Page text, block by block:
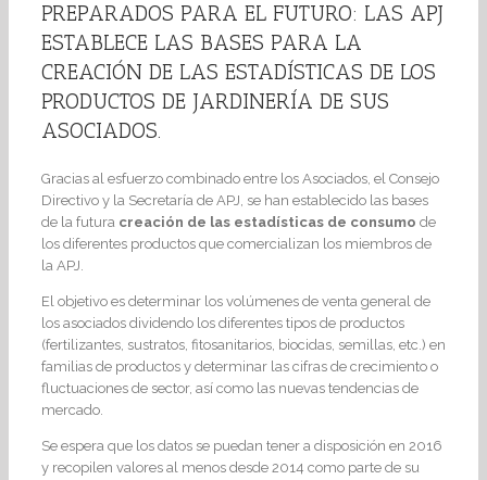
PREPARADOS PARA EL FUTURO: LAS APJ
ESTABLECE LAS BASES PARA LA
CREACIÓN DE LAS ESTADÍSTICAS DE LOS
PRODUCTOS DE JARDINERÍA DE SUS
ASOCIADOS.
Gracias al esfuerzo combinado entre los Asociados, el Consejo
Directivo y la Secretaría de APJ, se han establecido las bases
de la futura creación de las estadísticas de consumo de
los diferentes productos que comercializan los miembros de
la APJ.
El objetivo es determinar los volúmenes de venta general de
los asociados dividendo los diferentes tipos de productos
(fertilizantes, sustratos, fitosanitarios, biocidas, semillas, etc.) en
familias de productos y determinar las cifras de crecimiento o
fluctuaciones de sector, así como las nuevas tendencias de
mercado.
Se espera que los datos se puedan tener a disposición en 2016
y recopilen valores al menos desde 2014 como parte de su